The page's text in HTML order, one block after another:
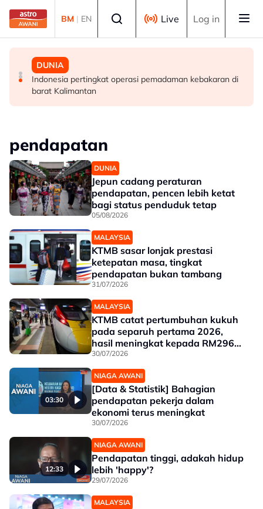
Skip to main content
BM | EN Live Log in
MALAYSIA
MCKK perlu lakar semula peranan dalam era moden -
Sultan Nazrin
DUNIA
Finland tutup semua laluan haiwan di sempadan dengan
Rusia susulan demam babi Afrika
DUNIA
Indonesia pertingkat operasi pemadaman kebakaran di
barat Kalimantan
pendapatan
DUNIA
Jepun cadang peraturan
pendapatan, pencen lebih ketat
bagi status penduduk tetap
05/08/2026
MALAYSIA
KTMB sasar lonjak prestasi
ketepatan masa, tingkat
pendapatan bukan tambang
31/07/2026
MALAYSIA
KTMB catat pertumbuhan kukuh
pada separuh pertama 2026,
hasil meningkat kepada RM296
juta
30/07/2026
03:30
NIAGA AWANI
[Data & Statistik] Bahagian
pendapatan pekerja dalam
ekonomi terus meningkat
30/07/2026
12:33
NIAGA AWANI
Pendapatan tinggi, adakah hidup
lebih 'happy'?
29/07/2026
MALAYSIA